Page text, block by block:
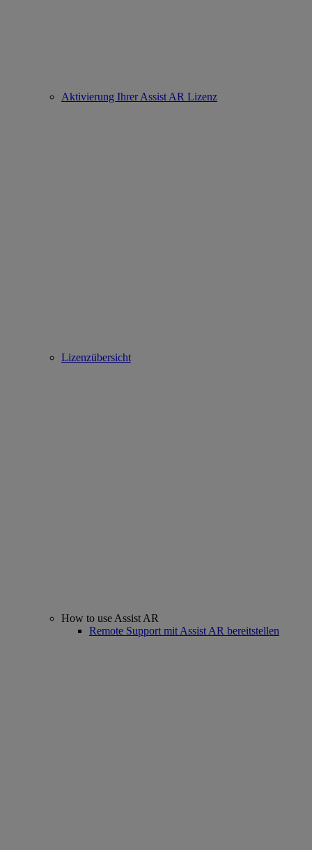
Aktivierung Ihrer Assist AR Lizenz
Lizenzübersicht
How to use Assist AR
Remote Support mit Assist AR bereitstellen